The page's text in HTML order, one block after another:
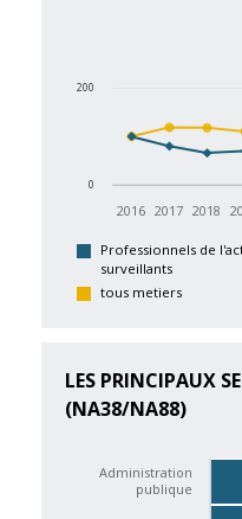
2016 2017 2018
0
200
Professionnels de
surveillants
tous metiers
LES PRINCIPAUX
(NA38/NA88)
Administration
publique